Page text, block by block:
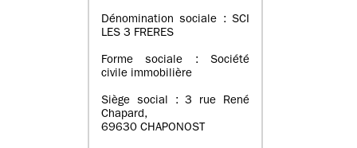
Dénomination sociale : SCI
LES 3 FRERES
Forme sociale : Société
civile immobilière
Siège social : 3 rue René
Chapard,
69630 CHAPONOST